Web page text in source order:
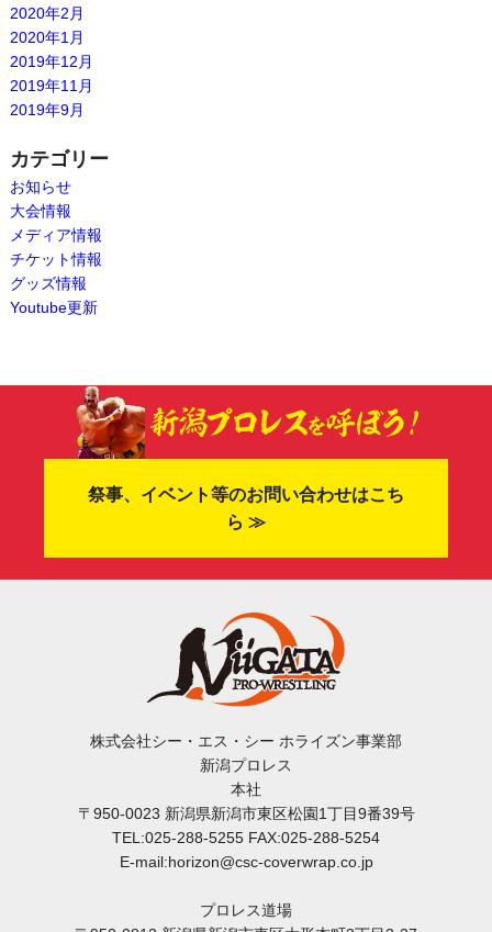
2020年2月
2020年1月
2019年12月
2019年11月
2019年9月
カテゴリー
お知らせ
大会情報
メディア情報
チケット情報
グッズ情報
Youtube更新
祭事、イベント等のお問い合わせはこち
ら ≫
株式会社シー・エス・シー ホライズン事業部
新潟プロレス
本社
〒950-0023 新潟県新潟市東区松園1丁目9番39号
TEL:025-288-5255 FAX:025-288-5254
E-mail:horizon@csc-coverwrap.co.jp
プロレス道場